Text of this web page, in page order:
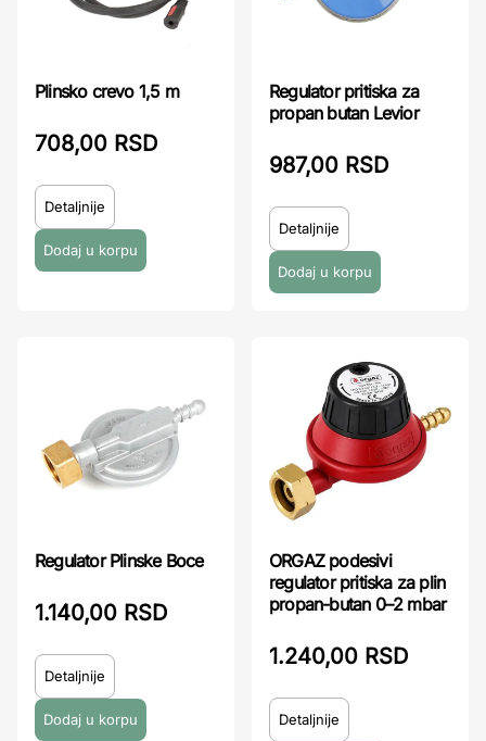
Plinsko crevo 1,5 m
708,00 RSD
Detaljnije
Regulator pritiska za
propan butan Levior
987,00 RSD
Detaljnije
Regulator Plinske Boce
1.140,00 RSD
Detaljnije
ORGAZ podesivi
regulator pritiska za plin
propan-butan 0–2 mbar
1.240,00 RSD
Detaljnije